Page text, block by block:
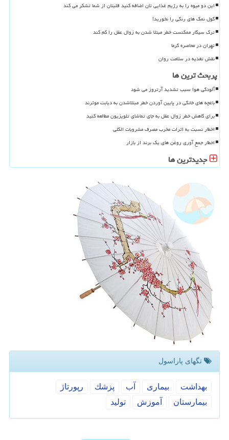
این دو میوه را به رژیم غذایی تان اضافه کنید قلبتان از شما تشکر می کند
گول نمک های رنگی را نخورید!
ترک سیگار ممکنست خطر مبتلا شدن به زوال عقل را کم کند
تهران در محاصره گرما
نقش تغذیه در سلامت روان
پربحث ترین ها
آلودگی هوا سبب تشدید آرتروز می شود
باغچه های خانگی در پایین آوردن خطر مبتلاشدن به دیابت موثرند
برای کاهش خطر زوال عقل به جای تماشای تلویزیون مطالعه کنید
اخطار نسبت به اثرات مخرب مصرف مشروبات الکلی
اخطار جمع آوری روغن های یک برند از بازار
جدیدترین ها
تگهای پاراسول
بهداشت بیماری آب پزشك
رپورتاژ
بیمارستان
آموزش تولید